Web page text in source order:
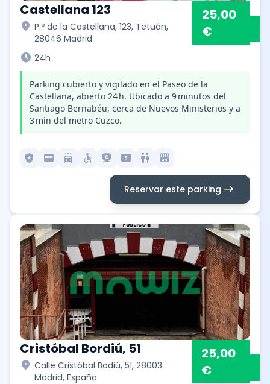
Castellana 123
location_on P.º de la Castellana, 123, Tetuán,
28046 Madrid
25,00
€
schedule 24h
Parking cubierto y vigilado en el Paseo de la
Castellana, abierto 24 h. Ubicado a 9 minutos del
Santiago Bernabéu, cerca de Nuevos Ministerios y a
3 min del metro Cuzco.
local_police credit_card local_car_wash accessible camera_video local_atm wc local_convenience_store
Reservar este parking arrow_right_alt
Cristóbal Bordiú, 51
location_on Calle Cristóbal Bodiú, 51, 28003
Madrid, España
25,00
€